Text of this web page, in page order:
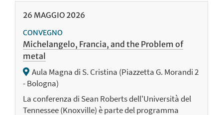
26 MAGGIO 2026
CONVEGNO
Michelangelo, Francia, and the Problem of
metal
Aula Magna di S. Cristina (Piazzetta G. Morandi 2
- Bologna)
La conferenza di Sean Roberts dell'Università del
Tennessee (Knoxville) è parte del programma